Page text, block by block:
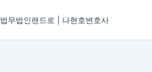
법무법인랜드로 | 나현호변호사